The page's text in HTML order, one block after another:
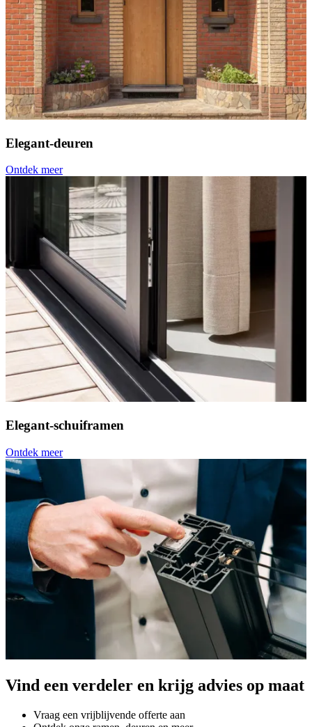
Elegant-deuren
Ontdek meer
Elegant-schuiframen
Ontdek meer
Vind een verdeler en krijg advies op maat
Vraag een vrijblijvende offerte aan